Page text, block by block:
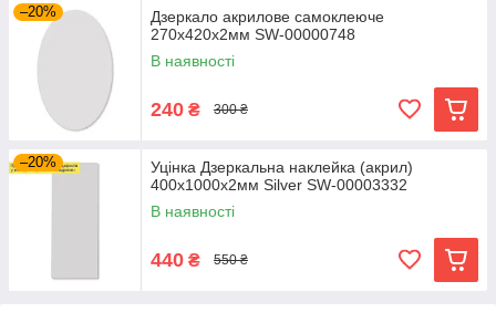
–20%
Дзеркало акрилове самоклеюче
270х420х2мм SW-00000748
В наявності
240 ₴ 300 ₴
–20%
Уцінка Дзеркальна наклейка (акрил)
400х1000х2мм Silver SW-00003332
В наявності
440 ₴ 550 ₴